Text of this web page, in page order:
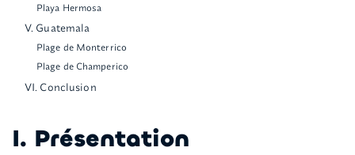
Playa Hermosa
V. Guatemala
Plage de Monterrico
Plage de Champerico
VI. Conclusion
I. Présentation